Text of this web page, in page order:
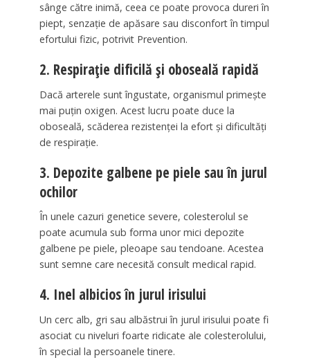
sânge către inimă, ceea ce poate provoca dureri în
piept, senzație de apăsare sau disconfort în timpul
efortului fizic, potrivit Prevention.
2. Respirație dificilă și oboseală rapidă
Dacă arterele sunt îngustate, organismul primește
mai puțin oxigen. Acest lucru poate duce la
oboseală, scăderea rezistenței la efort și dificultăți
de respirație.
3. Depozite galbene pe piele sau în jurul
ochilor
În unele cazuri genetice severe, colesterolul se
poate acumula sub forma unor mici depozite
galbene pe piele, pleoape sau tendoane. Acestea
sunt semne care necesită consult medical rapid.
4. Inel albicios în jurul irisului
Un cerc alb, gri sau albăstrui în jurul irisului poate fi
asociat cu niveluri foarte ridicate ale colesterolului,
în special la persoanele tinere.